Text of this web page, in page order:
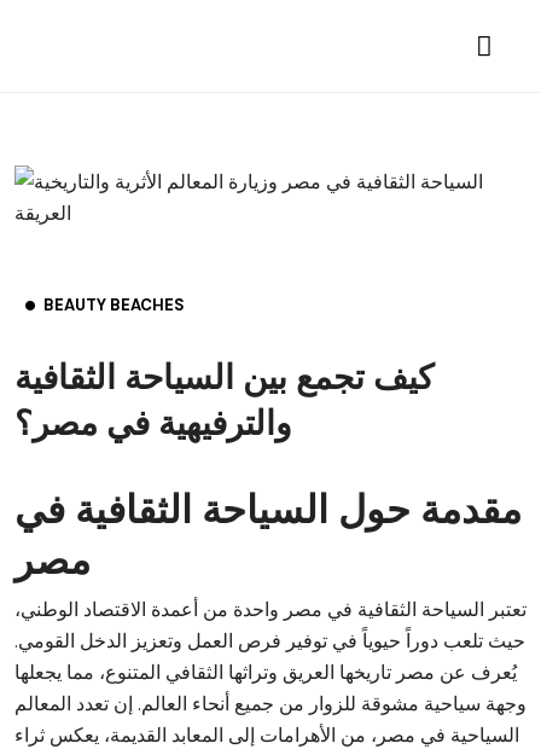
BEAUTY BEACHES
كيف تجمع بين السياحة الثقافية
والترفيهية في مصر؟
مقدمة حول السياحة الثقافية في
مصر
تعتبر السياحة الثقافية في مصر واحدة من أعمدة الاقتصاد الوطني،
حيث تلعب دوراً حيوياً في توفير فرص العمل وتعزيز الدخل القومي.
يُعرف عن مصر تاريخها العريق وتراثها الثقافي المتنوع، مما يجعلها
وجهة سياحية مشوقة للزوار من جميع أنحاء العالم. إن تعدد المعالم
السياحية في مصر، من الأهرامات إلى المعابد القديمة، يعكس ثراء